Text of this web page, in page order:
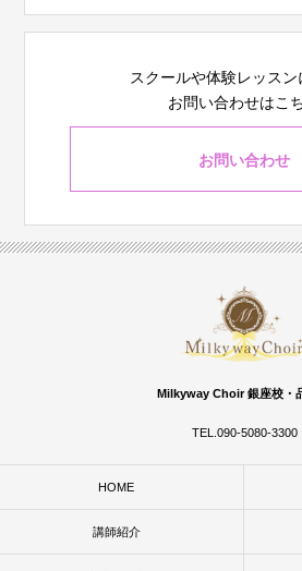
スクールや体験レッスン
お問い合わせはこ
お問い合わせ
Milkyway Choir 銀座校・
TEL.090-5080-3300
HOME
講師紹介